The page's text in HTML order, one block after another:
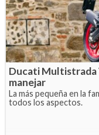
Ducati Multistrada
manejar
La más pequeña en la
todos los aspectos.